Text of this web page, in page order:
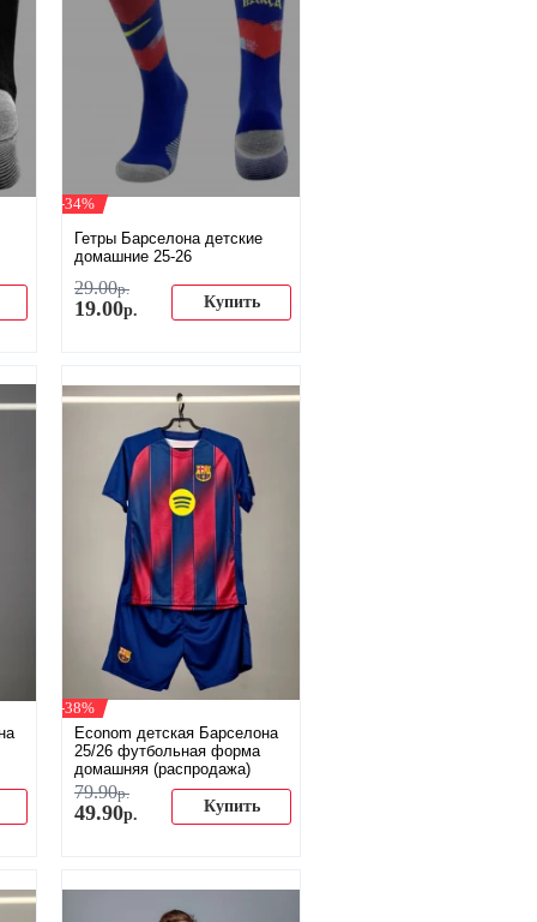
-34%
Гетры Барселона детские
домашние 25-26
29.00р.
19.00р. Купить
-38%
Econom детская Барселона
25/26 футбольная форма
домашняя (распродажа)
79.90р.
49.90р. Купить